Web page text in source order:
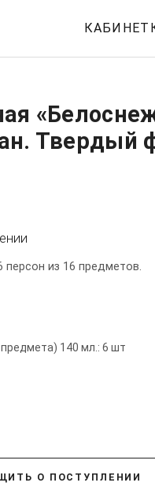
КАБИНЕТ
Твердый
из 16 предметов.
140 мл.: 6 шт
О ПОСТУПЛЕНИИ